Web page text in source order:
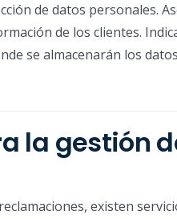
de datos personales.
de los clientes.
se almacenarán los
la gestión
existen